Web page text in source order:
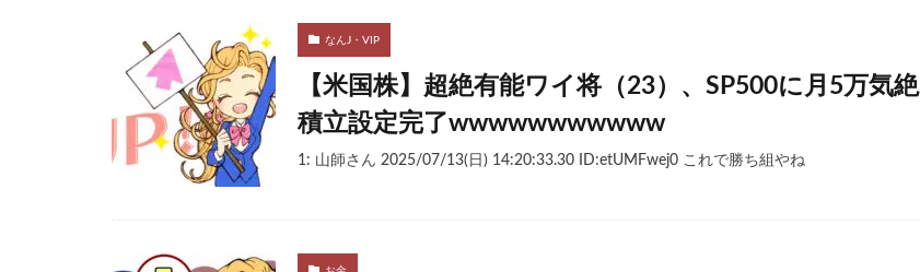
なんJ・VIP
【米国株】超絶有能ワイ将（23）、SP500に月5万気絶
積立設定完了wwwwwwwwwww
1: 山師さん 2025/07/13(日) 14:20:33.30 ID:etUMFwej0 これで勝ち組やね